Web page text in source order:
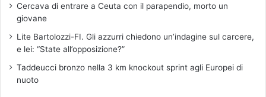
Cercava di entrare a Ceuta con il parapendio, morto un
giovane
Lite Bartolozzi-FI. Gli azzurri chiedono un’indagine sul carcere,
e lei: “State all’opposizione?”
Taddeucci bronzo nella 3 km knockout sprint agli Europei di
nuoto